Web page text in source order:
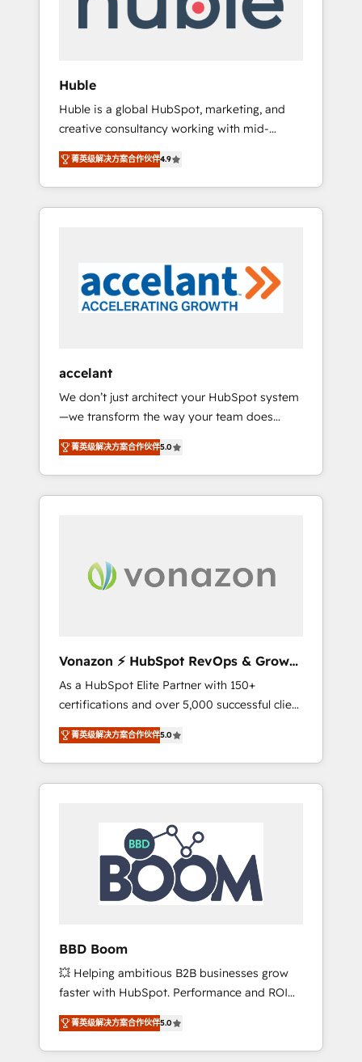
Business" ⬅️ to access 150+ Kickstart
Paypal 💰 Sage or Netsuite 🤖 Google or
Microsoft ✍️ DocuSign or PandaDoc 🌐
Avalara or Quaderno HubSnacks holds the
rare Advanced "Custom Integrations"
Accreditation, securely sync data across... 🔄
any apps, in any direction. Stuck on your old
CRM..? Migrate | seamlessly off your old CRM
our in-house "HubScrub" Tool.
Huble
Huble is a global HubSpot, marketing, and
creative consultancy working with mid-
market and enterprise businesses. We go
beyond implementation, shaping the
strategy, processes, and teams that turn
HubSpot into a genuine growth engine.
5 partners worldwide, and with over 15 years
in the ecosystem, Huble has built a track
record that speaks for itself. One company,
Singapore, and South Africa. Certified
compliant with ISO/IEC 27001:2022 and ISO
9001:2015 across all seven international
offices and 175+ employees.
菁英级解决方案合作伙伴4.9
accelant
We don’t just architect your HubSpot system
—we transform the way your team does
business. As an Elite HubSpot Solutions
Partner, we specialize in creating tailored,
end-to-end CRM solutions that accelerate
growth, improve operational efficiency, and
time to deeply understand your unique
needs, crafting custom strategies that deliver
responsiveness, and ongoing support, we
equip your team to adopt new systems with
confidence and achieve a unified, data-
driven approach to customer engagement.
菁英级解决方案合作伙伴5.0
Vonazon ⚡ HubSpot RevOps & Growth
Strategy Experts
As a HubSpot Elite Partner with 150+
certifications and over 5,000 successful client
engagements, Vonazon turns marketing
complexity into measurable, scalable growth.
From onboarding to enterprise-grade
campaigns, our in-house team builds scalable
HubSpot Integration & Optimization •
Seamless CRM, CMS, and automation setup •
Complex platform migrations and data
cleanups • Custom APIs and third-party
integrations 📈 End-to-End Revenue
tools and CRM optimization • Retention
strategies with customer journey mapping 🏅
Elite-Level HubSpot Execution • 750+
onboardings and 2,000+ implementations •
Deep expertise across marketing, sales, and
service hubs • Built-in flexibility for startups
菁英级解决方案合作伙伴5.0
BBD Boom
💥 Helping ambitious B2B businesses grow
faster with HubSpot. Performance and ROI
focused. 💥 BBD Boom is the HubSpot
partner that can help you to HubSpot Better.
We work with your teams to solve all your
菁英级解决方案合作伙伴5.0